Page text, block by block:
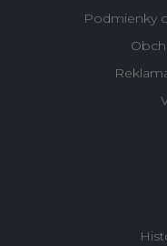
Podmienky